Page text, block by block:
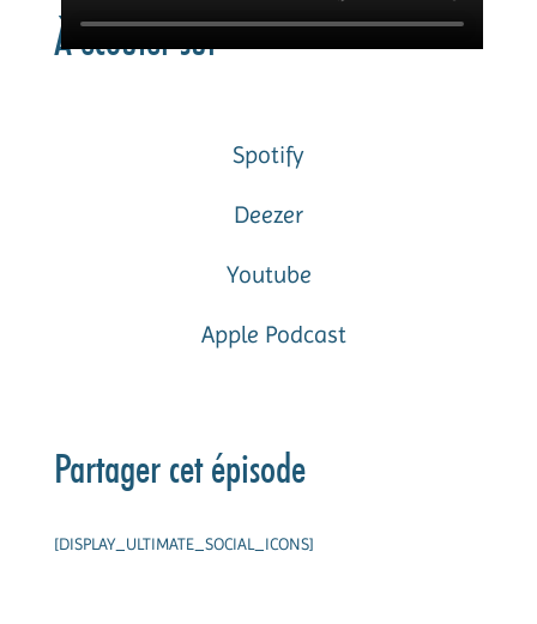
À écouter sur
Spotify
Deezer
Youtube
Apple Podcast
Partager cet épisode
[DISPLAY_ULTIMATE_SOCIAL_ICONS]